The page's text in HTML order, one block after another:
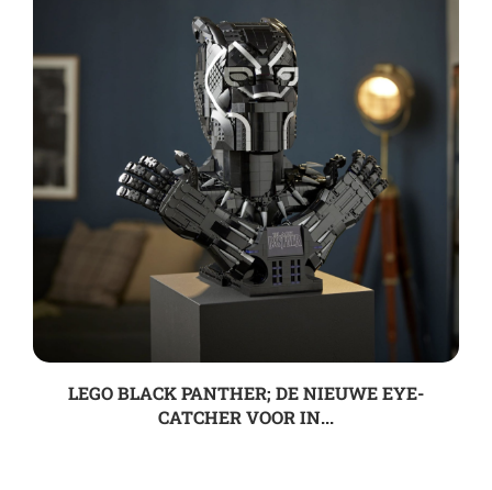
LEGO BLACK PANTHER; DE NIEUWE EYE-
CATCHER VOOR IN...